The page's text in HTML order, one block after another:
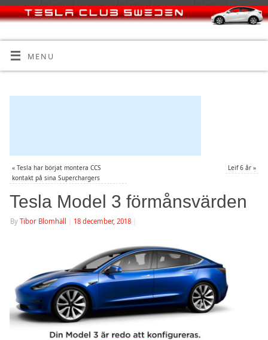
MENU
« Tesla har börjat montera CCS
kontakt på sina Superchargers
Leif 6 år »
Tesla Model 3 förmånsvärden
By Tibor Blomhäll 18 december, 2018